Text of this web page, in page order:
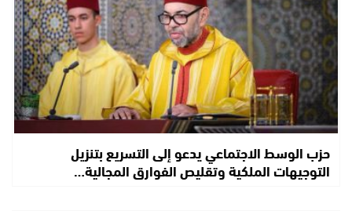
حزب الوسط الاجتماعي يدعو إلى التسريع بتنزيل
التوجيهات الملكية وتقليص الفوارق المجالية…